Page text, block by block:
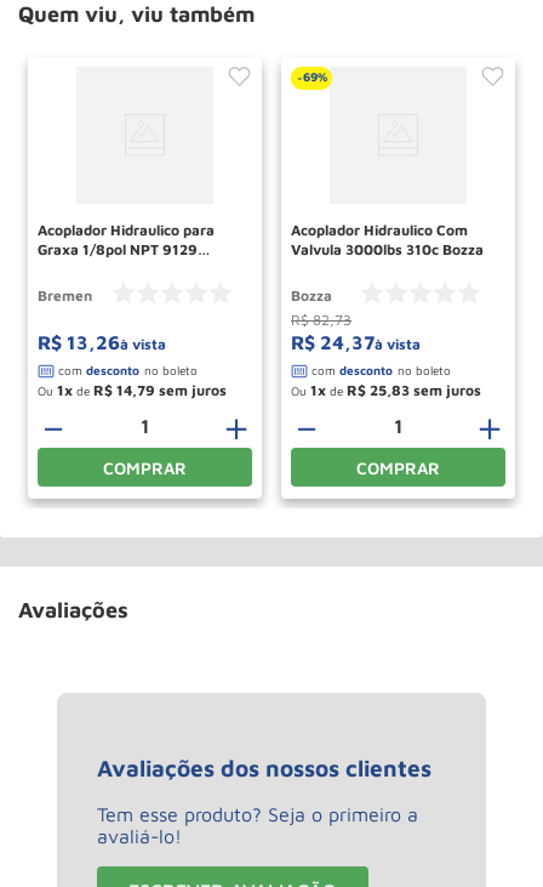
Quem viu, viu também
Acoplador Hidraulico para
Graxa 1/8pol NPT 9129
Bremen
R$ 13,26à vista
Ou 1 de R$ 14,79
＋
－
COMPRAR
-69%
Acoplador Hidraulico Com
Valvula 3000lbs 310c Bozza
Bozza
R$ 82,73
R$ 24,37à vista
Ou 1 de R$ 25,83
＋
－
COMPRAR
Avaliações
Avaliações dos nossos clientes
Tem esse produto? Seja o primeiro a
avaliá-lo!